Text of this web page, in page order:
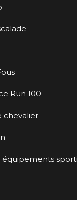
Run 100
chevalier